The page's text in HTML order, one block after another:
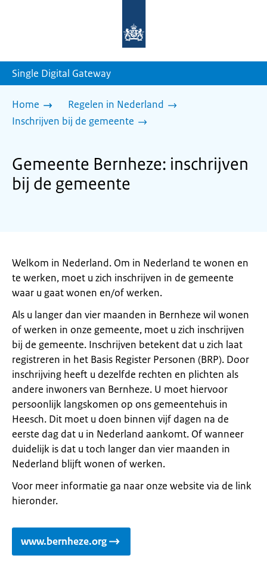
homepage
Single Digital Gateway
Home
Regelen in Nederland
Inschrijven bij de gemeente
Gemeente Bernheze: inschrijven
bij de gemeente
Welkom in Nederland. Om in Nederland te wonen en
te werken, moet u zich inschrijven in de gemeente
waar u gaat wonen en/of werken.
Als u langer dan vier maanden in Bernheze wil wonen
of werken in onze gemeente, moet u zich inschrijven
bij de gemeente. Inschrijven betekent dat u zich laat
registreren in het Basis Register Personen (BRP). Door
inschrijving heeft u dezelfde rechten en plichten als
andere inwoners van Bernheze. U moet hiervoor
persoonlijk langskomen op ons gemeentehuis in
Heesch. Dit moet u doen binnen vijf dagen na de
eerste dag dat u in Nederland aankomt. Of wanneer
duidelijk is dat u toch langer dan vier maanden in
Nederland blijft wonen of werken.
Voor meer informatie ga naar onze website via de link
hieronder.
www.bernheze.org